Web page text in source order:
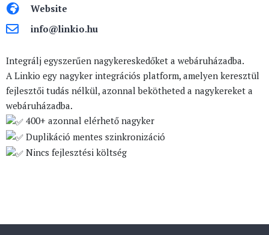
Website
info@linkio.hu
Integrálj egyszerűen nagykereskedőket a webáruházadba.
A Linkio egy nagyker integrációs platform, amelyen keresztül
fejlesztői tudás nélkül, azonnal bekötheted a nagykereket a
webáruházadba.
400+ azonnal elérhető nagyker
Duplikáció mentes szinkronizáció
Nincs fejlesztési költség